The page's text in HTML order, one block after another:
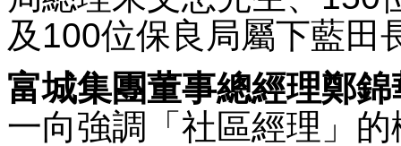
及100位保良局屬下藍田
富城集團董事總經理鄭錦
一向強調「社區經理」